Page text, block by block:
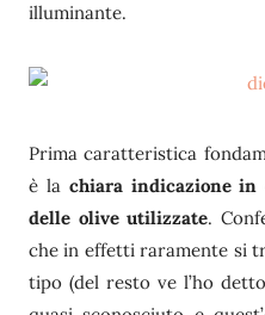
illuminante.
Prima caratteristica
è la chiara indicazione in
delle olive utilizzate.
che in effetti raramente si
tipo (del resto ve l’ho